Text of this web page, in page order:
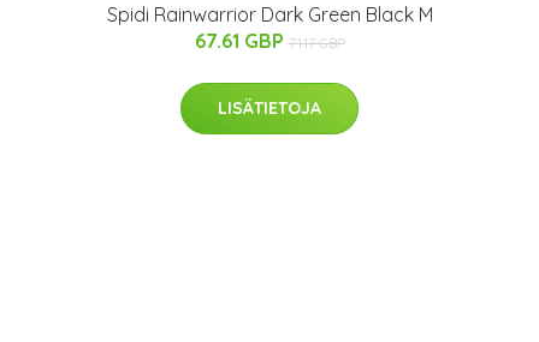
Spidi Rainwarrior Dark Green Black M
67.61 GBP 71.17 GBP
LISÄTIETOJA